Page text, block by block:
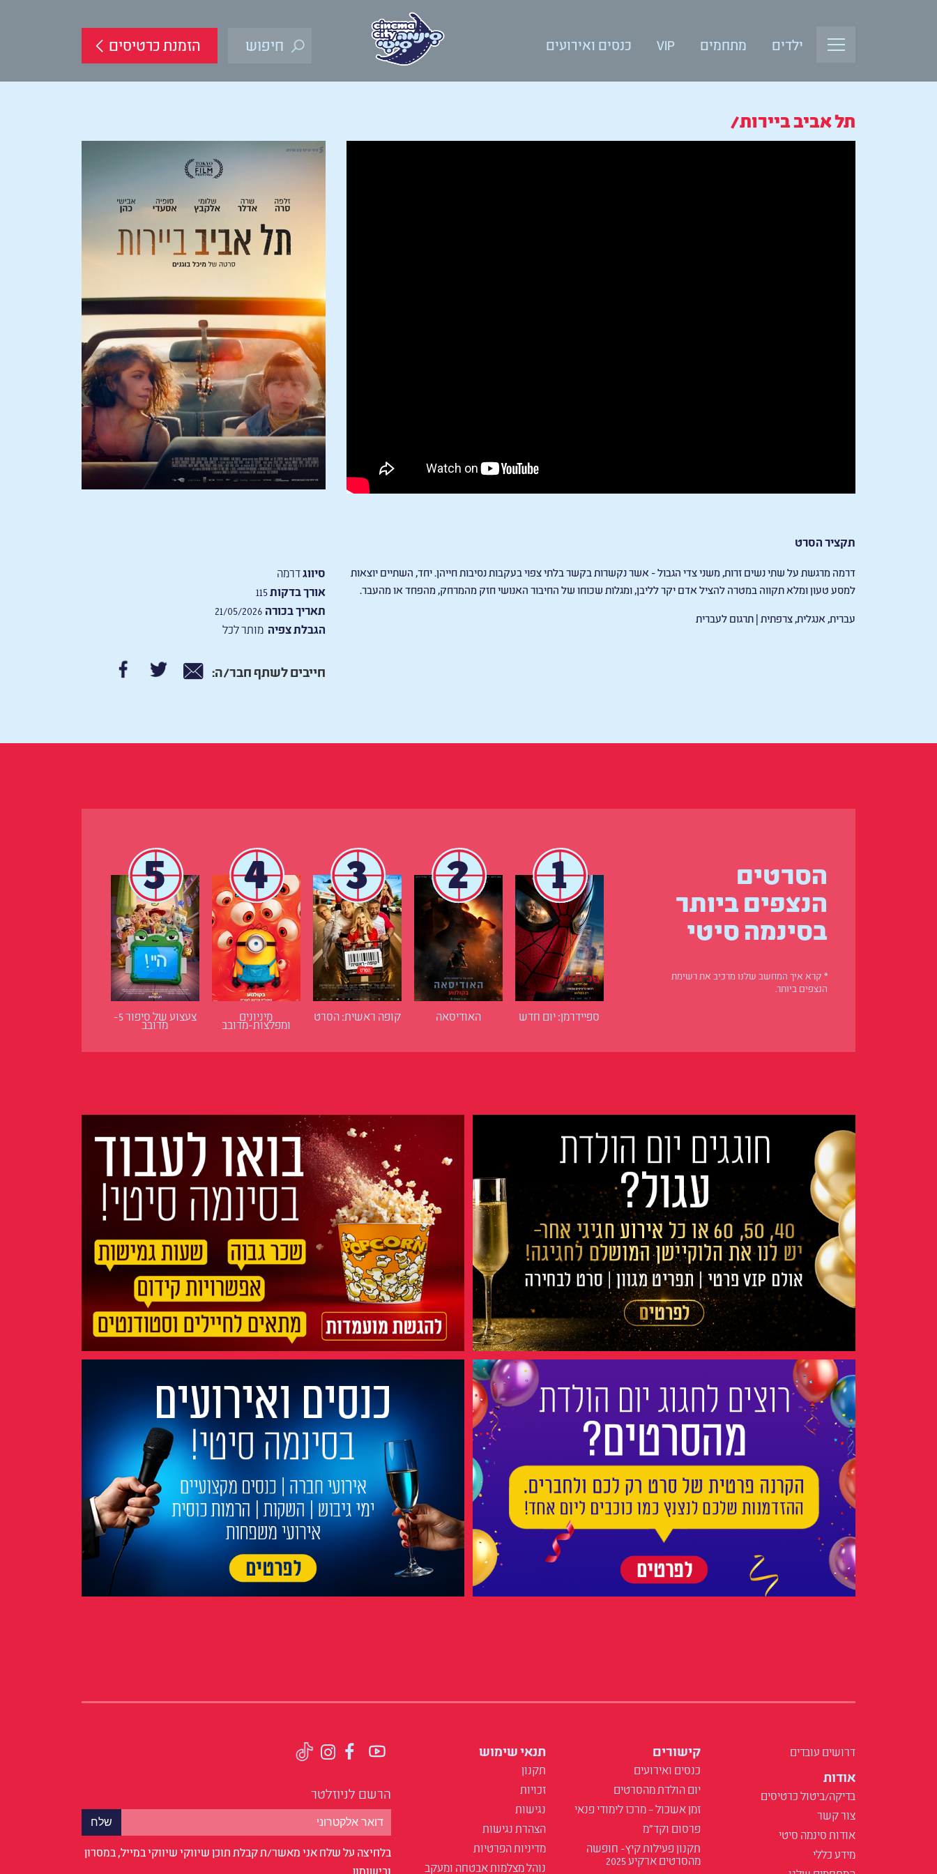
ילדים מתחמים VIP כנסים ואירועים הזמנת כרטיסים
תל אביב ביירות/
תקציר הסרט
דרמה מרגשת על שתי נשים זרות, משני צדי הגבול - אשר נקשרות בקשר בלתי צפוי בעקבות נסיבות חייהן. יחד, השתיים יוצאות
למסע טעון ומלא תקווה במטרה להציל אדם יקר לליבן, ומגלות שכוחו של החיבור האנושי חזק מהמרחק, מהפחד או מהעבר.
עברית, אנגלית, צרפתית | תרגום לעברית
סיווגדרמה
אורך בדקות
תאריך בכורה
הגבלת צפיה מותר לכל
חייבים לשתף חבר/ה:
הסרטים
הנצפים ביותר
בסינמה סיטי
* קרא איך המחשב שלנו מרכיב את רשימת
הנצפים ביותר.
1
ספיידרמן: יום חדש
2
האודיסאה
3
קופה ראשית: הסרט
4
מיניונים
ומפלצות-מדובב
5
צעצוע של סיפור 5-
מדובב
דרושים עובדים
אודות
בדיקה/ביטול כרטיסים
צור קשר
אודות סינמה סיטי
מידע כללי
קישורים
כנסים ואירועים
יום הולדת מהסרטים
זמן אשכול – מרכז לימודי פנאי
פרסום וקד"מ
תקנון פעילות קיץ- חופשה
מהסרטים ארקיע 2025
תנאי שימוש
תקנון
זכויות
נגישות
הצהרת נגישות
מדיניות הפרטיות
נוהל מצלמות אבטחה ומעקב
הרשם לניוזלטר
בלחיצה על שלח אני מאשר/ת קבלת תוכן שיווקי שיווקי במייל, במסרון
ובישומון.